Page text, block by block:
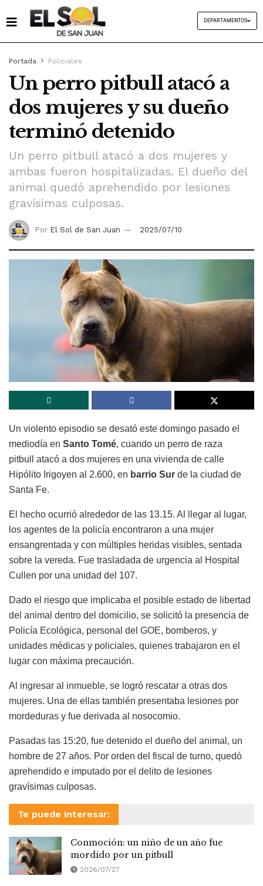
DEPARTAMENTOS
Portada Policiales
Un perro pitbull atacó a
dos mujeres y su dueño
terminó detenido
Un perro pitbull atacó a dos mujeres y
ambas fueron hospitalizadas. El dueño del
animal quedó aprehendido por lesiones
gravísimas culposas.
Por El Sol de San Juan 2025/07/10
Un violento episodio se desató este domingo pasado el
mediodía en Santo Tomé, cuando un perro de raza
pitbull atacó a dos mujeres en una vivienda de calle
Hipólito Irigoyen al 2.600, en barrio Sur de la ciudad de
Santa Fe.
El hecho ocurrió alrededor de las 13.15. Al llegar al lugar,
los agentes de la policía encontraron a una mujer
ensangrentada y con múltiples heridas visibles, sentada
sobre la vereda. Fue trasladada de urgencia al Hospital
Cullen por una unidad del 107.
Dado el riesgo que implicaba el posible estado de libertad
del animal dentro del domicilio, se solicitó la presencia de
Policía Ecológica, personal del GOE, bomberos, y
unidades médicas y policiales, quienes trabajaron en el
lugar con máxima precaución.
Al ingresar al inmueble, se logró rescatar a otras dos
mujeres. Una de ellas también presentaba lesiones por
mordeduras y fue derivada al nosocomio.
Pasadas las 15:20, fue detenido el dueño del animal, un
hombre de 27 años. Por orden del fiscal de turno, quedó
aprehendido e imputado por el delito de lesiones
gravísimas culposas.
Te puede interesar:
Conmoción: un niño de un año fue
mordido por un pitbull
2026/07/27